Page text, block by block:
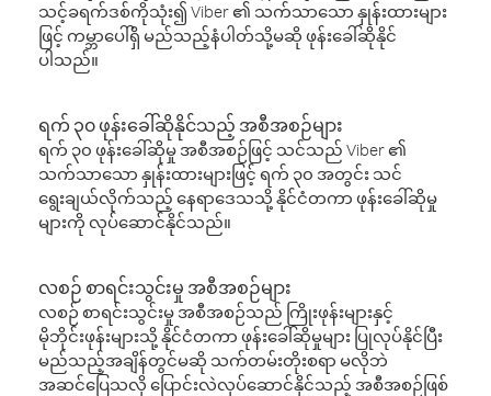
သင့်ခရက်ဒစ်ကိုသုံး၍ Viber ၏ သက်သာသော နှုန်းထားများ
ဖြင့် ကမ္ဘာပေါ်ရှိ မည်သည့်နံပါတ်သို့မဆို ဖုန်းခေါ်ဆိုနိုင်
ပါသည်။
ရက် ၃၀ ဖုန်းခေါ်ဆိုနိုင်သည့် အစီအစဉ်များ
ရက် ၃၀ ဖုန်းခေါ်ဆိုမှု အစီအစဉ်ဖြင့် သင်သည် Viber ၏
သက်သာသော နှုန်းထားများဖြင့် ရက် ၃၀ အတွင်း သင်
ရွေးချယ်လိုက်သည့် နေရာဒေသသို့ နိုင်ငံတကာ ဖုန်းခေါ်ဆိုမှု
များကို လုပ်ဆောင်နိုင်သည်။
လစဉ် စာရင်းသွင်းမှု အစီအစဉ်များ
လစဉ် စာရင်းသွင်းမှု အစီအစဉ်သည် ကြိုးဖုန်းများနှင့်
မိုဘိုင်းဖုန်းများသို့ နိုင်ငံတကာ ဖုန်းခေါ်ဆိုမှုများ ပြုလုပ်နိုင်ပြီး
မည်သည့်အချိန်တွင်မဆို သက်တမ်းတိုးစရာ မလိုဘဲ
အဆင်ပြေသလို ပြောင်းလဲလုပ်ဆောင်နိုင်သည့် အစီအစဉ်ဖြစ်